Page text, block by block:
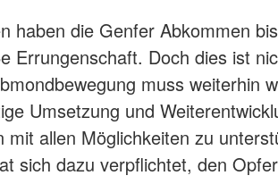
haben die Genfer Abkommen
Errungenschaft. Doch dies ist
muss weiterhin
Umsetzung und
mit allen Möglichkeiten zu
sich dazu verpflichtet, den